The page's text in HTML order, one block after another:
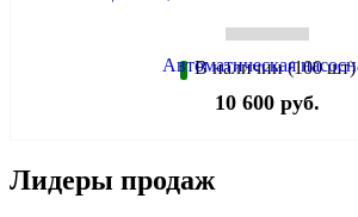
В наличии (100 шт)
10 600 руб.
Лидеры продаж